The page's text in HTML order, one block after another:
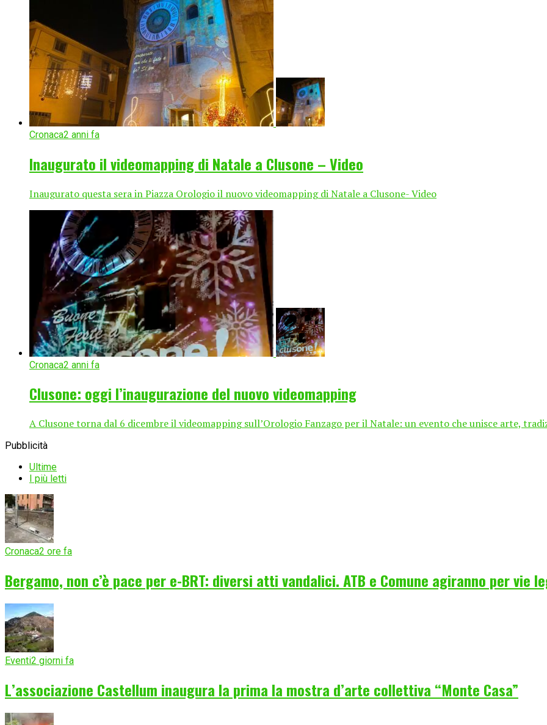
Cronaca2 anni fa
Inaugurato il videomapping di Natale a Clusone – Video
Inaugurato questa sera in Piazza Orologio il nuovo videomapping di Natale a Clusone- Video
Cronaca2 anni fa
Clusone: oggi l’inaugurazione del nuovo videomapping
A Clusone torna dal 6 dicembre il videomapping sull’Orologio Fanzago per il Natale: un evento che unisce arte,
Pubblicità
Ultime
I più letti
Cronaca2 ore fa
Bergamo, non c’è pace per e-BRT: diversi atti vandalici. ATB e Comune agiranno per vie
Eventi2 giorni fa
L’associazione Castellum inaugura la prima la mostra d’arte collettiva “Monte Casa”